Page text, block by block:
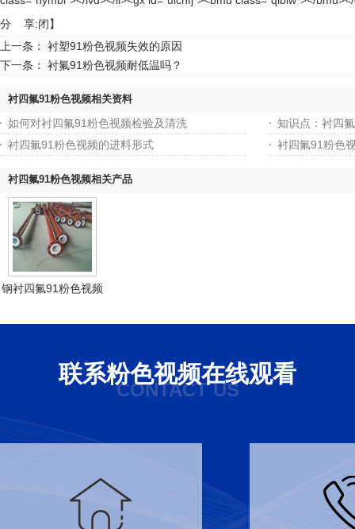
闭】
分 享:
上一条： 衬塑91粉色视频失效的原因
下一条： 衬氟91粉色视频耐低温吗？
衬四氟91粉色视频相关资料
如何对衬四氟91粉色视频检验及清洗
知识点：衬
衬四氟91粉色视频的进料形式
衬四氟91粉色
衬四氟91粉色视频相关产品
钢衬四氟91粉色视频
联系粉色视频在线观看
CONTACT US